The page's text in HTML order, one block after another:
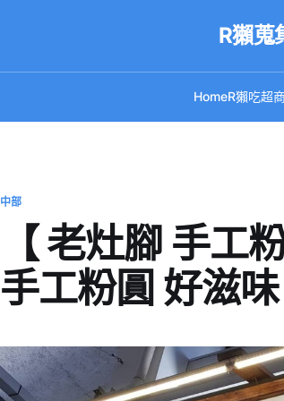
R獺蒐
HomeR獺吃超
中部
【 老灶腳 手工
手工粉圓 好滋味